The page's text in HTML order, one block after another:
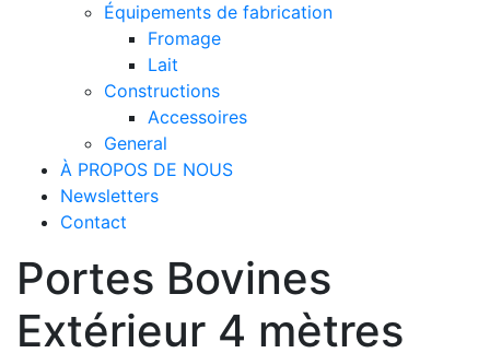
Équipements de fabrication
Fromage
Lait
Constructions
Accessoires
General
À PROPOS DE NOUS
Newsletters
Contact
Portes Bovines
Extérieur 4 mètres